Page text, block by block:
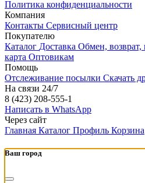
Политика конфиденциальности
Компания
Контакты Сервисный центр
Покупателю
Каталог Доставка Обмен, возврат,
карта Оптовикам
Помощь
Отслеживание посылки Скачать
На связи 24/7
8 (423) 208-555-1
Написать в WhatsApp
Через сайт
Главная Каталог Профиль Корзина
Ваш город